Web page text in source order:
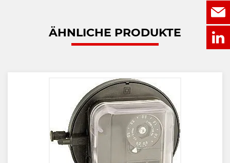
ÄHNLICHE PRODUKTE